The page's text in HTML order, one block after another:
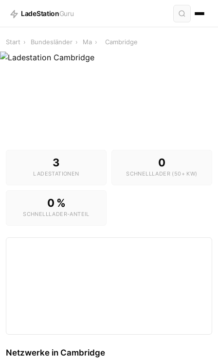
LadeStationGuru
Start › Bundesländer › Ma › Cambridge
3
LADESTATIONEN
0
SCHNELLLADER (50+ KW)
0 %
SCHNELLLADER-ANTEIL
Netzwerke in Cambridge